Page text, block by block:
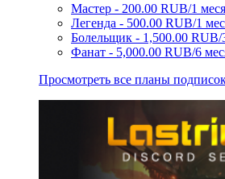
Мастер - 200.00 RUB/1
Легенда - 500.00 RUB/1
Болельщик - 1,500.00 RUB/
Фанат - 5,000.00 RUB/6
Просмотреть все планы